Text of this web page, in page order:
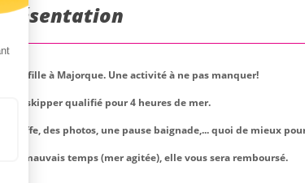
fille à Majorque. Une activité à ne pas manquer!
un skipper qualifié pour 4 heures de mer.
bouffe, des photos, une pause baignade,... quoi de mieux
du mauvais temps (mer agitée), elle vous sera remboursé.